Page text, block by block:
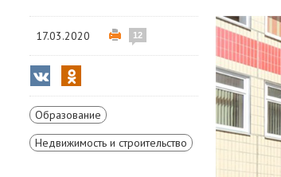
17.03.2020 12
Образование
Недвижимость и строительство